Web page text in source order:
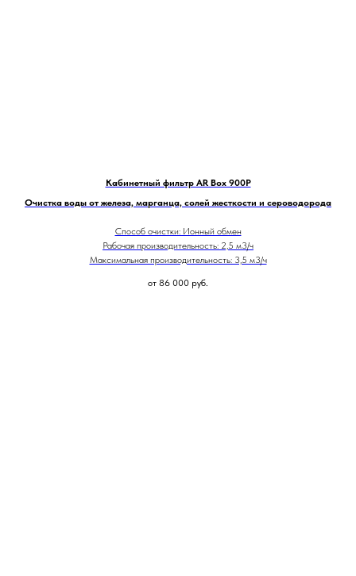
Кабинетный фильтр AR Box 900P
Очистка воды от железа, марганца, солей жесткости и сероводорода
Способ очистки: Ионный обмен
Рабочая производительность: 2,5 м3/ч
Максимальная производительность: 3,5 м3/ч
от 86 000 руб.